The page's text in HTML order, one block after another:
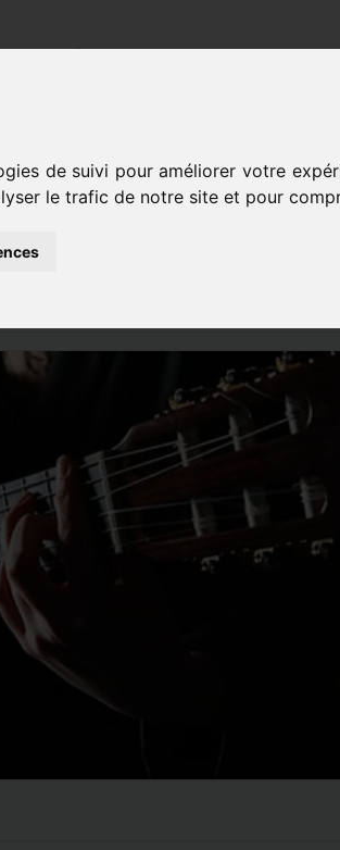
de suivi pour améliorer votre
le trafic de notre site et pour
L'école Disciplines Inscriptions
GUITARISTE